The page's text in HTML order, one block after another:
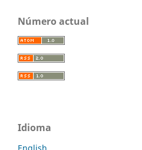
Número actual
Idioma